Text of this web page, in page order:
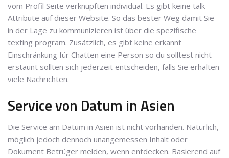
vom Profil Seite verknüpften individual. Es gibt keine talk
Attribute auf dieser Website. So das bester Weg damit Sie
in der Lage zu kommunizieren ist über die spezifische
texting program. Zusätzlich, es gibt keine erkannt
Einschränkung für Chatten eine Person so du solltest nicht
erstaunt sollten sich jederzeit entscheiden, falls Sie erhalten
viele Nachrichten.
Service von Datum in Asien
Die Service am Datum in Asien ist nicht vorhanden. Natürlich,
möglich jedoch dennoch unangemessen Inhalt oder
Dokument Betrüger melden, wenn entdecken. Basierend auf